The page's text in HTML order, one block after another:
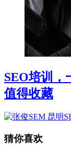
SEO培训，
值得收藏
昆明
猜你喜欢